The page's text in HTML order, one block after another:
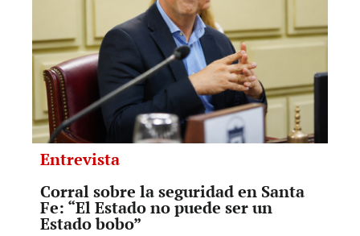
Entrevista
Corral sobre la seguridad en Santa
Fe: “El Estado no puede ser un
Estado bobo”